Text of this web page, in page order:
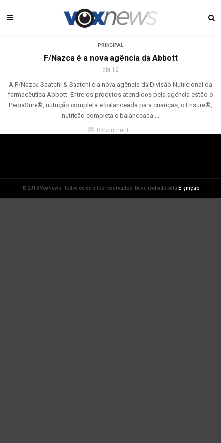
PRINCIPAL
F/Nazca é a nova agência da Abbott
abr 12
A F/Nazca Saatchi & Saatchi é a nova agência da Divisão Nutricional da
farmacêutica Abbott. Entre os produtos atendidos pela agência estão o
PediaSure®, nutrição completa e balanceada para crianças, o Ensure®,
nutrição completa e balanceada ...
chat_bubble 0 Comment
© 2018 VoxNews. Todos os direitos reservados. Desenvolvido pela E-gnição